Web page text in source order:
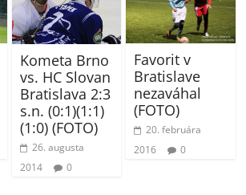
Kometa Brno
vs. HC Slovan
Bratislava 2:3
s.n. (0:1)(1:1)
(1:0) (FOTO)
26. augusta
2014
0
Favorit v
Bratislave
nezaváhal
(FOTO)
20. februára
2016
0